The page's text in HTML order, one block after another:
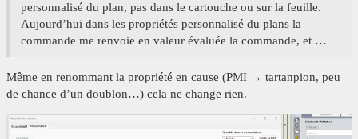
personnalisé du plan, pas dans le cartouche ou sur la feuille.
Aujourd’hui dans les propriétés personnalisé du plans la
commande me renvoie en valeur évaluée la commande, et …
Même en renommant la propriété en cause (PMI → tartanpion, peu
de chance d’un doublon…) cela ne change rien.